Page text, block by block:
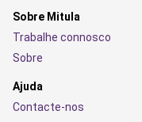
Sobre Mitula
Trabalhe connosco
Sobre
Ajuda
Contacte-nos